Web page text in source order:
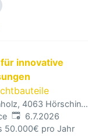
innovative
4063 Hörsching,
Veröffentlicht
6.7.2026
50.000€ pro Jahr